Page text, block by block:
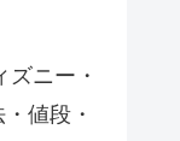
ズニー・
値段・